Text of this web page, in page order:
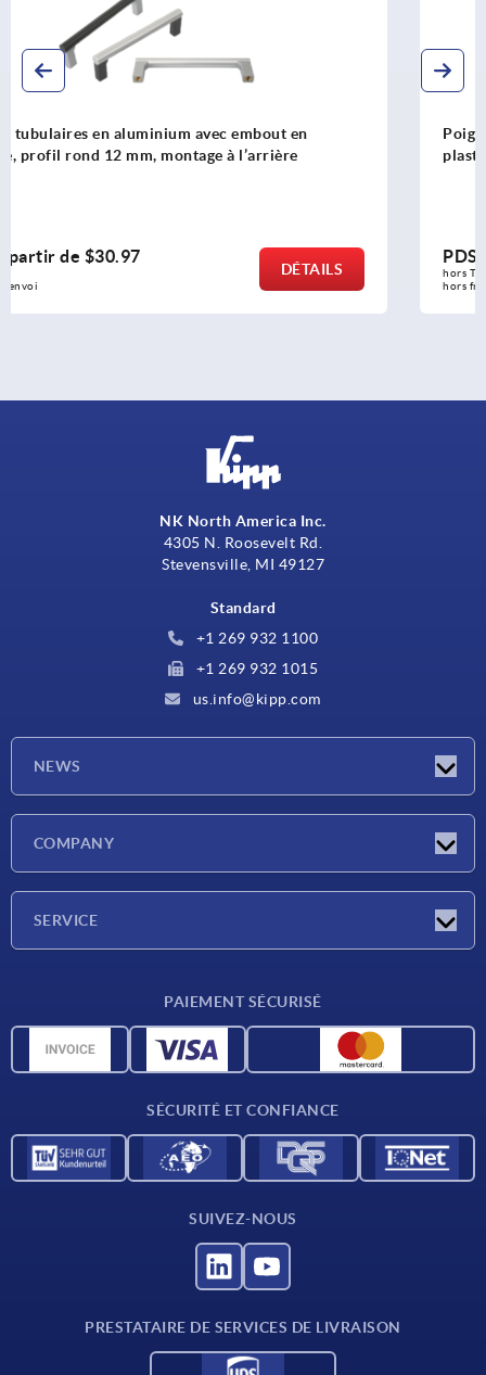
Poignées tubulaires en aluminium avec embout en
plastique, profil rond 20 ou 30 mm, montage en façade
PDSF à partir de $28.81
DÉTAILS
NK North America Inc.
4305 N. Roosevelt Rd.
Stevensville, MI 49127
Standard
+1 269 932 1100
+1 269 932 1015
us.info@kipp.com
NEWS
COMPANY
SERVICE
Matériaux
PAIEMENT SÉCURISÉ
SÉCURITÉ ET CONFIANCE
SUIVEZ-NOUS
PRESTATAIRE DE SERVICES DE LIVRAISON